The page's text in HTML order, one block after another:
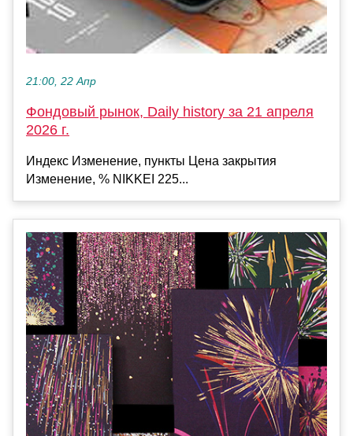
21:00, 22 Апр
Фондовый рынок, Daily history за 21 апреля
2026 г.
Индекс Изменение, пункты Цена закрытия
Изменение, % NIKKEI 225...